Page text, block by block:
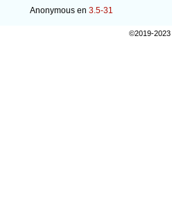
Anonymous en 3.5-31
©2019-2023